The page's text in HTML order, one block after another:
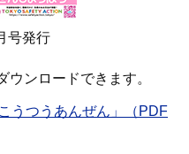
号発行
ウンロードできます。
うつうあんぜん」（PDF